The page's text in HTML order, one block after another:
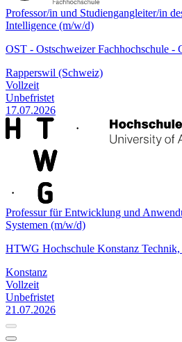
Professor/in und Studiengangleiter/in
Intelligence (m/w/d)
OST - Ostschweizer Fachhochschule -
Rapperswil (Schweiz)
Vollzeit
Unbefristet
17.07.2026
Professur für Entwicklung und
Systemen (m/w/d)
HTWG Hochschule Konstanz
Konstanz
Vollzeit
Unbefristet
21.07.2026